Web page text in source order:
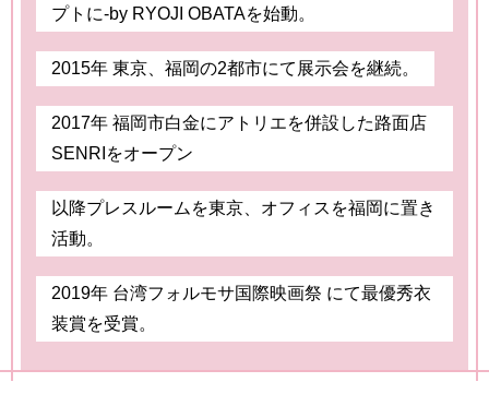
プトに-by RYOJI OBATAを始動。
2015年 東京、福岡の2都市にて展示会を継続。
2017年 福岡市白金にアトリエを併設した路面店
SENRIをオープン
以降プレスルームを東京、オフィスを福岡に置き
活動。
2019年 台湾フォルモサ国際映画祭 にて最優秀衣
装賞を受賞。